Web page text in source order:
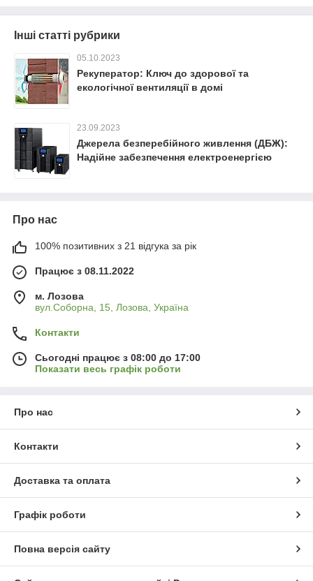
Інші статті рубрики
05.10.2023
Рекуператор: Ключ до здорової та
екологічної вентиляції в домі
23.09.2023
Джерела безперебійного живлення (ДБЖ):
Надійне забезпечення електроенергією
Про нас
100% позитивних з 21 відгука за рік
Працює з 08.11.2022
м. Лозова
вул.Соборна, 15, Лозова, Україна
Контакти
Сьогодні працює з 08:00 до 17:00
Показати весь графік роботи
Про нас
Контакти
Доставка та оплата
Графік роботи
Повна версія сайту